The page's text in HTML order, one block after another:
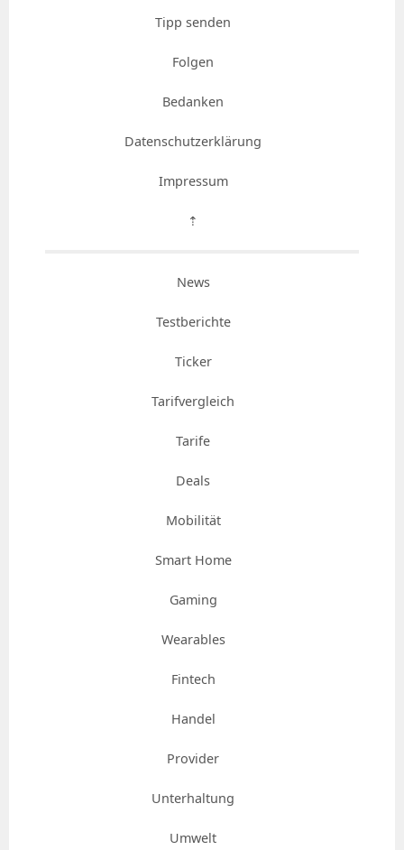
Tipp senden
Folgen
Bedanken
Datenschutzerklärung
Impressum
⇡
News
Testberichte
Ticker
Tarifvergleich
Tarife
Deals
Mobilität
Smart Home
Gaming
Wearables
Fintech
Handel
Provider
Unterhaltung
Umwelt